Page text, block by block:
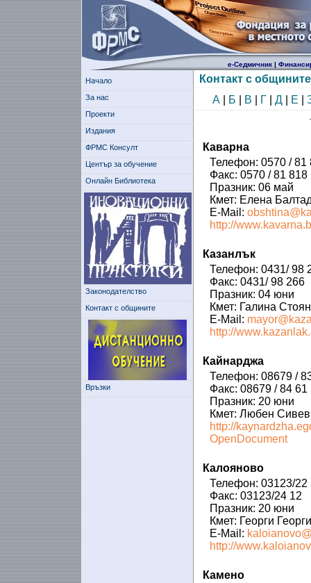
е-Седмичник|
Начало
За нас
Проекти
Издания
ФРМС Консулт
Център за обучение
Онлайн Библиотека
Законодателство
Контакт с общините
Връзки
Контакт с общините
А
Б В Г Д Е
Каварна
Телефон: 0570 / 81
Факс: 0570 / 81 818
Празник: 06 май
Кмет: Елена
E-Mail:
http://
Казанлък
Телефон: 0431/ 98
Факс: 0431/ 98 266
Празник: 04 юни
Кмет: Галина
E-Mail:
http://
Кайнарджа
Телефон: 08679 /
Факс: 08679 / 84 61
Празник: 20 юни
Кмет: Любен Сивев
http://
OpenDocument
Калояново
Телефон: 03123/22
Факс: 03123/24 12
Празник: 20 юни
Кмет: Георги
E-Mail:
http://
Камено